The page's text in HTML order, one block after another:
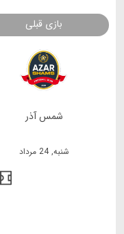
بازی قبلی
شمس آذر
شنبه, 24 مرداد